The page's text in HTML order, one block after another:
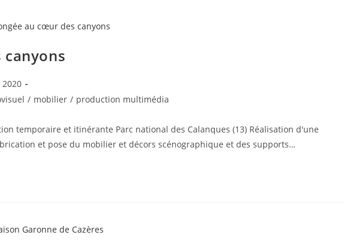
/ mobilier / production multimédia
temporaire et itinérante Parc national des Calanques (13) Réalisation d'une
et pose du mobilier et décors scénographique et des supports…